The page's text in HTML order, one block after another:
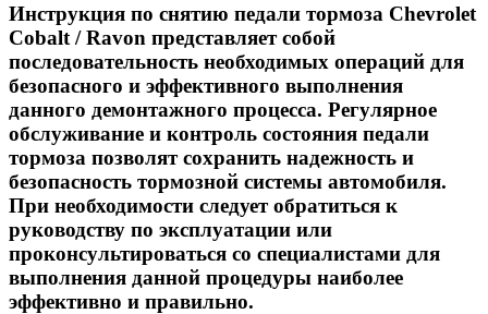
Инструкция по снятию педали тормоза Chevrolet
Cobalt / Ravon представляет собой
последовательность необходимых операций для
безопасного и эффективного выполнения
данного демонтажного процесса. Регулярное
обслуживание и контроль состояния педали
тормоза позволят сохранить надежность и
безопасность тормозной системы автомобиля.
При необходимости следует обратиться к
руководству по эксплуатации или
проконсультироваться со специалистами для
выполнения данной процедуры наиболее
эффективно и правильно.